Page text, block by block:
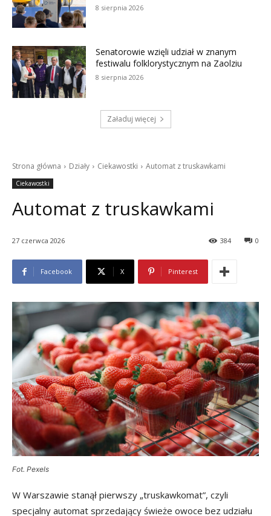
8 sierpnia 2026
Senatorowie wzięli udział w znanym
festiwalu folklorystycznym na Zaolziu
8 sierpnia 2026
Załaduj więcej